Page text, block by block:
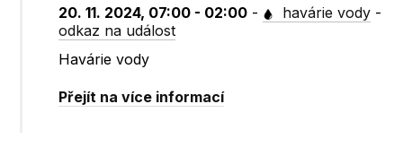
20. 11. 2024, 07:00 - 02:00 - havárie vody -
odkaz na událost
Havárie vody
Přejít na více informací